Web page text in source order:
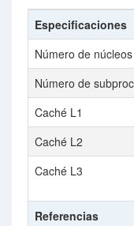
Especificaciones
Número de núcleos
Número de
Caché L1
Caché L2
Caché L3
Referencias